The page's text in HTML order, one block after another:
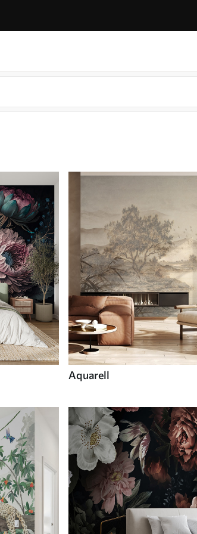
Aquarell